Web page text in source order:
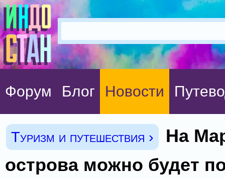
Форум Блог Новости
Туризм и путешествия ›
На
острова можно будет